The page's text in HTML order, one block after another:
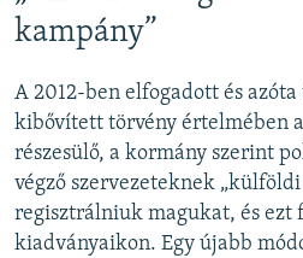
kampány”
A 2012-ben elfogadott és
kibővített törvény értelmében
részesülő, a kormány szerint
végző szervezeteknek
regisztrálniuk magukat, és
kiadványaikon. Egy újabb